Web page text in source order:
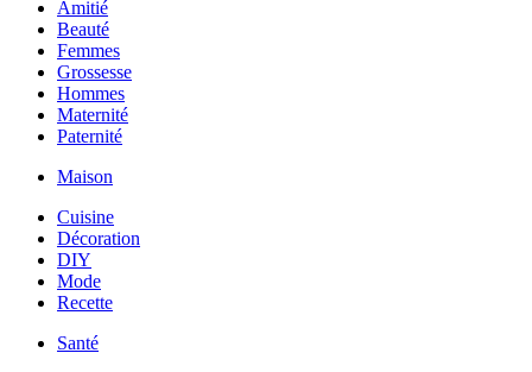
Amitié
Beauté
Femmes
Grossesse
Hommes
Maternité
Paternité
Maison
Cuisine
Décoration
DIY
Mode
Recette
Santé